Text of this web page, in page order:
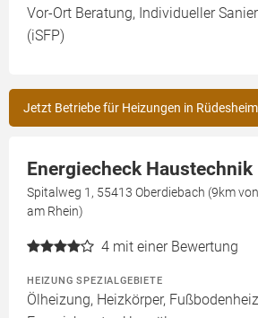
Vor-Ort Beratung, Individueller
(iSFP)
Jetzt Betriebe für Heizungen in
Energiecheck Haustechnik
Spitalweg 1, 55413 Oberdiebach (9km
am Rhein)
4 mit einer Bewertung
HEIZUNG SPEZIALGEBIETE
Ölheizung, Heizkörper,